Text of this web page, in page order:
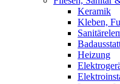
Keramik
Kleben,
Heizung